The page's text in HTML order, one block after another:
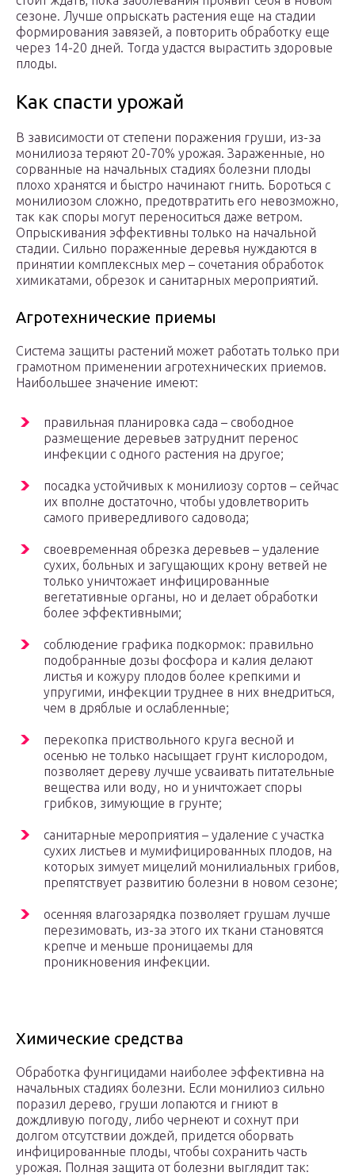
сезоне. Лучше опрыскать растения еще на стадии
формирования завязей, а повторить обработку еще
через 14-20 дней. Тогда удастся вырастить здоровые
плоды.
Как спасти урожай
В зависимости от степени поражения груши, из-за
монилиоза теряют 20-70% урожая. Зараженные, но
сорванные на начальных стадиях болезни плоды
плохо хранятся и быстро начинают гнить. Бороться с
монилиозом сложно, предотвратить его невозможно,
так как споры могут переноситься даже ветром.
Опрыскивания эффективны только на начальной
стадии. Сильно пораженные деревья нуждаются в
принятии комплексных мер – сочетания обработок
химикатами, обрезок и санитарных мероприятий.
Агротехнические приемы
Система защиты растений может работать только при
грамотном применении агротехнических приемов.
Наибольшее значение имеют:
правильная планировка сада – свободное
размещение деревьев затруднит перенос
инфекции с одного растения на другое;
посадка устойчивых к монилиозу сортов – сейчас
их вполне достаточно, чтобы удовлетворить
самого привередливого садовода;
своевременная обрезка деревьев – удаление
сухих, больных и загущающих крону ветвей не
только уничтожает инфицированные
вегетативные органы, но и делает обработки
более эффективными;
соблюдение графика подкормок: правильно
подобранные дозы фосфора и калия делают
листья и кожуру плодов более крепкими и
упругими, инфекции труднее в них внедриться,
чем в дряблые и ослабленные;
перекопка приствольного круга весной и
осенью не только насыщает грунт кислородом,
позволяет дереву лучше усваивать питательные
вещества или воду, но и уничтожает споры
грибков, зимующие в грунте;
санитарные мероприятия – удаление с участка
сухих листьев и мумифицированных плодов, на
которых зимует мицелий монилиальных грибов,
препятствует развитию болезни в новом сезоне;
осенняя влагозарядка позволяет грушам лучше
перезимовать, из-за этого их ткани становятся
крепче и меньше проницаемы для
проникновения инфекции.
Химические средства
Обработка фунгицидами наиболее эффективна на
начальных стадиях болезни. Если монилиоз сильно
поразил дерево, груши лопаются и гниют в
дождливую погоду, либо чернеют и сохнут при
долгом отсутствии дождей, придется оборвать
инфицированные плоды, чтобы сохранить часть
урожая. Полная защита от болезни выглядит так: